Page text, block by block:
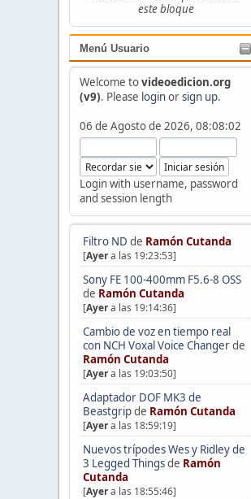
este bloque
Menú Usuario
Welcome tovideoedicion.org
(v9). Please loginorsign up.
06 de Agosto de 2026, 08:08:02
Login with username, password
and session length
Filtro ND de Ramón Cutanda
[Ayera las 19:23:53]
Sony FE 100-400mm F5.6-8 OSS
de Ramón Cutanda
[Ayera las 19:14:36]
Cambio de voz en tiempo real
con NCH Voxal Voice Changerde
Ramón Cutanda
[Ayera las 19:03:50]
Adaptador DOF MK3 de
Beastgripde Ramón Cutanda
[Ayera las 18:59:19]
Nuevos trípodes Wes y Ridley de
3 Legged Thingsde Ramón
Cutanda
[Ayera las 18:55:46]